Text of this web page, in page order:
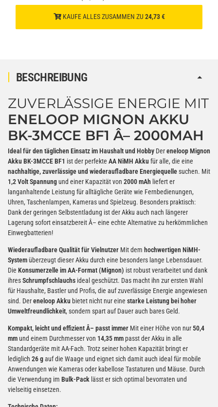
4000mAh
22,95 €
inkl. 19% USt. zzgl.Versand
− +
KAUFE ALLES ZUSAMMEN ZU 24,73 €
BESCHREIBUNG
ZUVERLÄSSIGE ENERGIE MIT
ENELOOP MIGNON AKKU
BK-3MCCE BF1 Â– 2000MAH
Ideal für den täglichen Einsatz im Haushalt und Hobby Dereneloop Mignon
Akku BK-3MCCE BF1 ist der perfekte AA NiMH Akkufür alle, die eine
nachhaltige, zuverlässige und wiederaufladbare Energiequellesuchen. Mit
1,2 Volt Spannung und einer Kapazität von 2000 mAh liefert er
langanhaltende Leistung für alltägliche Geräte wie Fernbedienungen,
Uhren, Taschenlampen, Kameras und Spielzeug. Besonders praktisch:
Dank der geringen Selbstentladung ist der Akku auch nach längerer
Lagerung sofort einsatzbereit Â– eine echte Alternative zu herkömmlichen
Einwegbatterien!
Wiederaufladbare Qualität für Vielnutzer Mit dem hochwertigen NiMH-
System überzeugt dieser Akku durch eine besonders lange Lebensdauer.
Die Konsumerzelle im AA-Format (Mignon) ist robust verarbeitet und dank
ihresSchrumpfschlauchs ideal geschützt. Das macht ihn zur ersten Wahl
für Haushalte, Bastler und Profis, die auf zuverlässige Energie angewiesen
sind. Dereneloop Akku bietet nicht nur eine starke Leistung bei hoher
Umweltfreundlichkeit, sondern spart auf Dauer auch bares Geld.
Kompakt, leicht und effizient Â– passt immer Mit einer Höhe von nur50,4
mm und einem Durchmesser von 14,35 mm passt der Akku in alle
Standardgeräte mit AA-Fach. Trotz seiner hohen Kapazität bringt er
lediglich 26 gauf die Waage und eignet sich damit auch ideal für mobile
Anwendungen wie Kameras oder kabellose Tastaturen und Mäuse. Durch
die Verwendung im Bulk-Pack lässt er sich optimal bevorraten und
vielseitig einsetzen.